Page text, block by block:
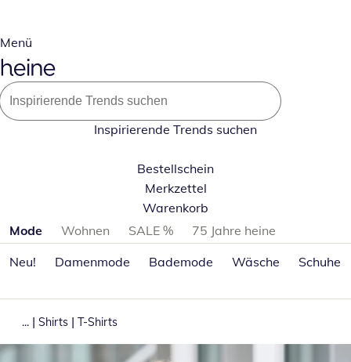
Menü
Inspirierende Trends suchen
Bestellschein
Merkzettel
Warenkorb
Produktkategorien überspringen
Mode Wohnen SALE %
75 Jahre heine
Neu!
Damenmode Bademode Wäsche Schuhe
... | Shirts | T-Shirts